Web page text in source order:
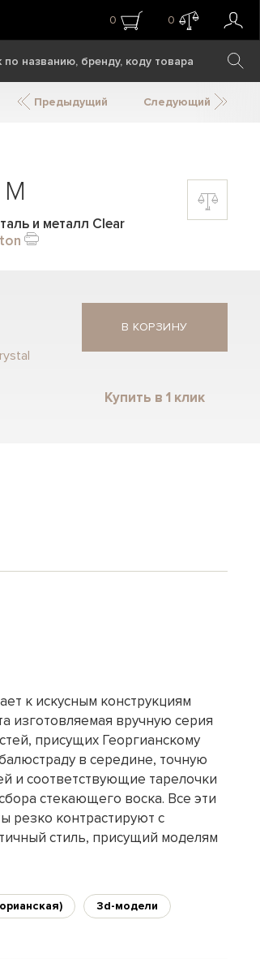
0 0
Предыдущий Следующий
и металл Clear
В КОРЗИНУ
Купить в 1 клик
к искусным конструкциям
изготовляемая вручную серия
присущих Георгианскому
в середине, точную
и соответствующие тарелочки
стекающего воска. Все эти
резко контрастируют с
стиль, присущий моделям
3d-модели